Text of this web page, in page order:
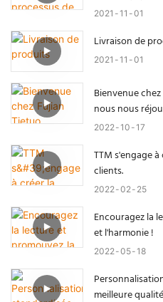
2021 11 01
Livraison de
2021 11 01
Bienvenue
nous nous
2022 10 17
TTM s'engage
clients.
2022 02 25
Encouragez la
et l'harmonie !
2022 05 18
meilleure